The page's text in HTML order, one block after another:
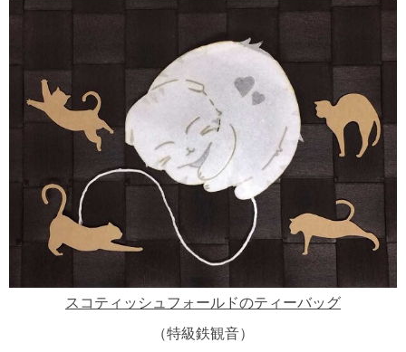
スコティッシュフォールドのティーバッグ
（特級鉄観音）